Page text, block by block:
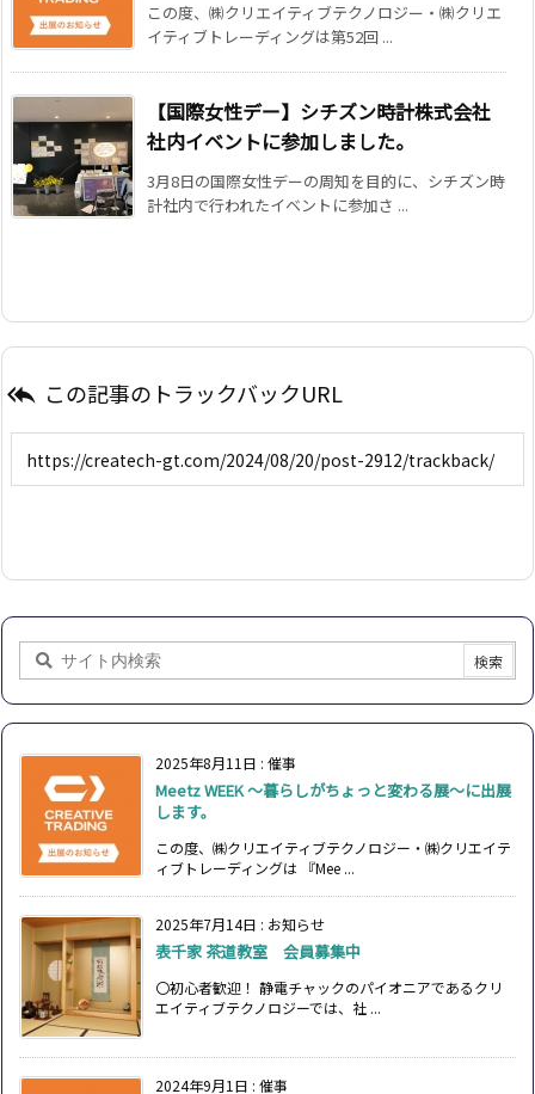
この度、㈱クリエイティブテクノロジー・㈱クリエ
イティブトレーディングは第52回 ...
【国際女性デー】シチズン時計株式会社
社内イベントに参加しました。
3月8日の国際女性デーの周知を目的に、シチズン時
計社内で行われたイベントに参加さ ...
 この記事のトラックバックURL
2025年8月11日 : 催事
Meetz WEEK ～暮らしがちょっと変わる展～に出展
します。
この度、㈱クリエイティブテクノロジー・㈱クリエイテ
ィブトレーディングは 『Mee ...
2025年7月14日 : お知らせ
表千家 茶道教室 会員募集中
〇初心者歓迎！ 静電チャックのパイオニアであるクリ
エイティブテクノロジーでは、社 ...
2024年9月1日 : 催事